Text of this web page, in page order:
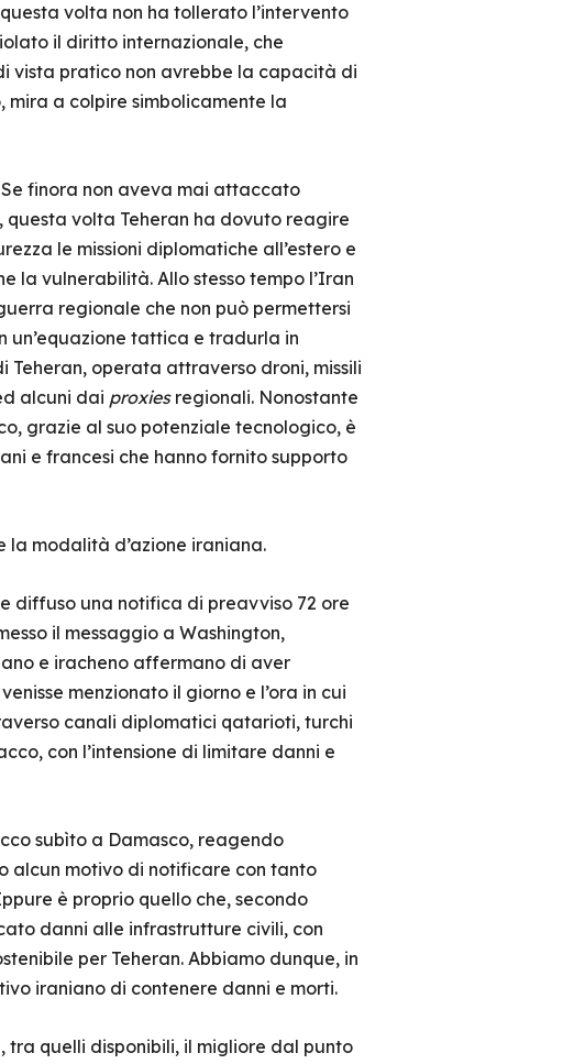
volta non ha tollerato l’intervento
il diritto internazionale, che
vista pratico non avrebbe la capacità di
a colpire simbolicamente la
finora non aveva mai attaccato
questa volta Teheran ha dovuto reagire
le missioni diplomatiche all’estero e
la vulnerabilità. Allo stesso tempo l’Iran
regionale che non può permettersi
tattica e tradurla in
Teheran, operata attraverso droni, missili
alcuni dai proxies regionali. Nonostante
grazie al suo potenziale tecnologico, è
e francesi che hanno fornito supporto
la modalità d’azione iraniana.
diffuso una notifica di preavviso 72 ore
il messaggio a Washington,
e iracheno affermano di aver
menzionato il giorno e l’ora in cui
canali diplomatici qatarioti, turchi
con l’intensione di limitare danni e
subìto a Damasco, reagendo
alcun motivo di notificare con tanto
è proprio quello che, secondo
danni alle infrastrutture civili, con
per Teheran. Abbiamo dunque, in
iraniano di contenere danni e morti.
tra quelli disponibili, il migliore dal punto